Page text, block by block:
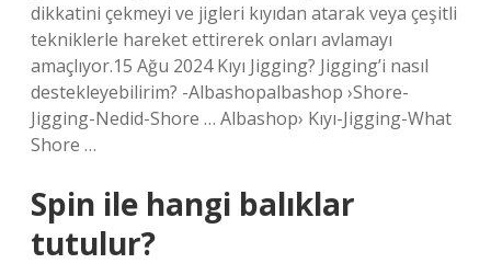
dikkatini çekmeyi ve jigleri kıyıdan atarak veya çeşitli
tekniklerle hareket ettirerek onları avlamayı
amaçlıyor.15 Ağu 2024 Kıyı Jigging? Jigging’i nasıl
destekleyebilirim? -Albashopalbashop ›Shore-
Jigging-Nedid-Shore … Albashop› Kıyı-Jigging-What
Shore …
Spin ile hangi balıklar
tutulur?